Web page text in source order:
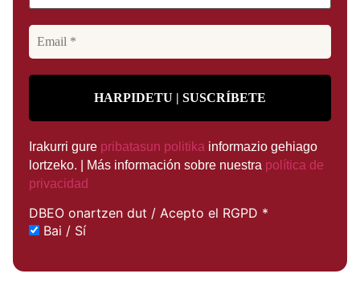
Irakurri gure pribatasun politika informazio gehiago
lortzeko. | Más información sobre nuestra política de
privacidad
DBEO onartzen dut / Acepto el RGPD *
Bai / Sí